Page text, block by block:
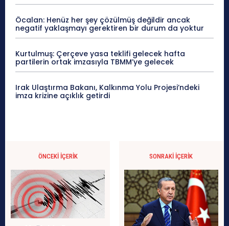
Öcalan: Henüz her şey çözülmüş değildir ancak
negatif yaklaşmayı gerektiren bir durum da yoktur
Kurtulmuş: Çerçeve yasa teklifi gelecek hafta
partilerin ortak imzasıyla TBMM’ye gelecek
Irak Ulaştırma Bakanı, Kalkınma Yolu Projesi’ndeki
imza krizine açıklık getirdi
ÖNCEKI İÇERIK SONRAKI İÇERIK